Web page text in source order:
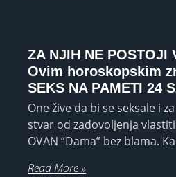
ZA NJIH NE POSTOJI
Ovim horoskopskim
SEKS NA PAMETI 24
One žive da bi se seksale i
stvar od zadovoljenja
OVAN “Dama” bez blama.
Read More »